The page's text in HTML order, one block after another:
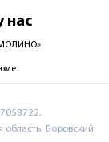
нас
Боровский